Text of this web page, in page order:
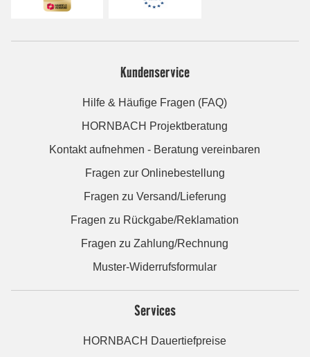
Kundenservice
Hilfe & Häufige Fragen (FAQ)
HORNBACH Projektberatung
Kontakt aufnehmen - Beratung vereinbaren
Fragen zur Onlinebestellung
Fragen zu Versand/Lieferung
Fragen zu Rückgabe/Reklamation
Fragen zu Zahlung/Rechnung
Muster-Widerrufsformular
Services
HORNBACH Dauertiefpreise